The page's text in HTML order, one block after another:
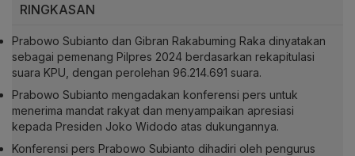
RINGKASAN
Prabowo Subianto dan Gibran Rakabuming Raka dinyatakan
sebagai pemenang Pilpres 2024 berdasarkan rekapitulasi
suara KPU, dengan perolehan 96.214.691 suara.
Prabowo Subianto mengadakan konferensi pers untuk
menerima mandat rakyat dan menyampaikan apresiasi
kepada Presiden Joko Widodo atas dukungannya.
Konferensi pers Prabowo Subianto dihadiri oleh pengurus